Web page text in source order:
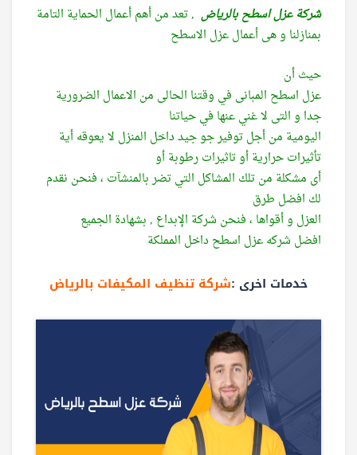
شركة عزل اسطح بالرياض , تعد من أهم أعمال الحماية التامة
بمنازلنا و هى أعمال عزل الاسطح
حيث أن
عزل اسطح المبانى في وقتنا الحالى من الاعمال الضرورية
جدا و التى لا غني عنها في حياتنا
اليومية من أجل توفير جو جيد داخل المنزل لا يعوقه أية
تأثيرات حرارية أو تاثيرات رطوبة أو
أى مشكلة من تلك المشاكل التي تضر بالمنشآت ، فنحن نقدم
لك افضل طرق
العزل و أقواها ، فنحن شركة الإبداع , بشهادة الجميع
افضل شركه عزل اسطح داخل المملكة
خدمات اخرى :شركة تنظيف المكيفات بالرياض